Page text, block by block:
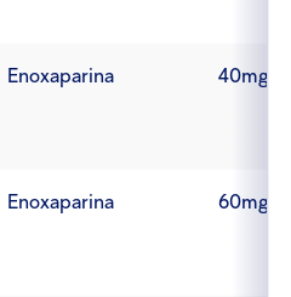
Enoxaparina 40mg
Enoxaparina 60mg